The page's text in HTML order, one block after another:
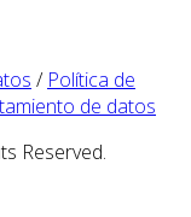
/ Política de
de datos
Reserved.